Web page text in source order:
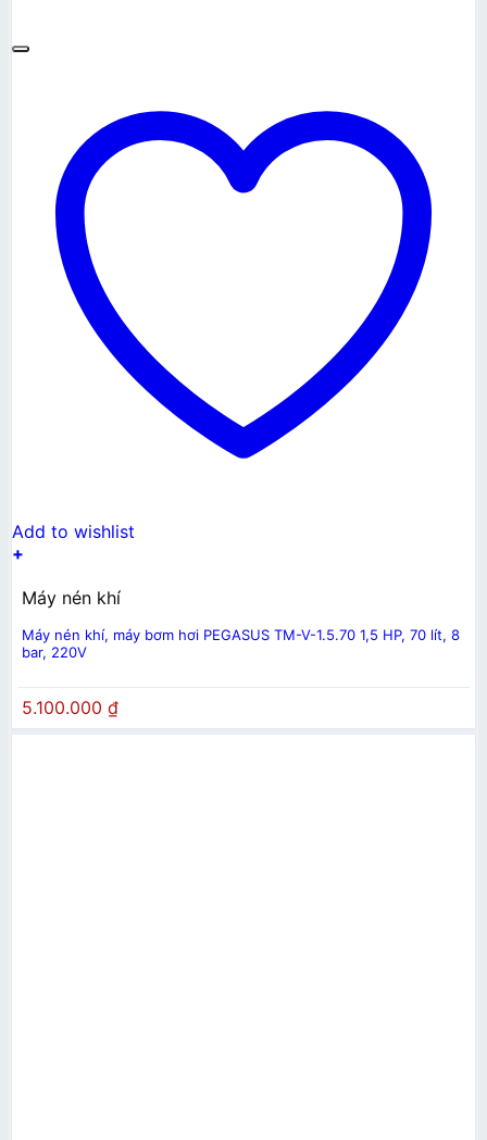
Add to wishlist
+
Máy nén khí
Máy nén khí, máy bơm hơi PEGASUS TM-V-1.5.70 1,5 HP, 70 lít, 8
bar, 220V
5.100.000 ₫